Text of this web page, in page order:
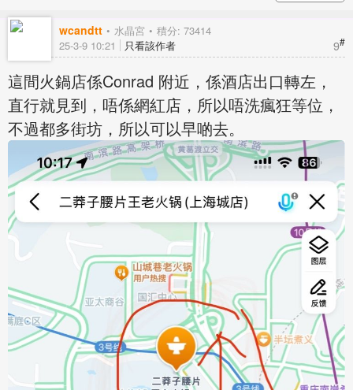
wcandtt 水晶宮 積分: 73414
9#
25-3-9 10:21 只看該作者
這間火鍋店係Conrad 附近，係酒店出口轉左，
直行就見到，唔係網紅店，所以唔洗瘋狂等位，
不過都多街坊，所以可以早啲去。